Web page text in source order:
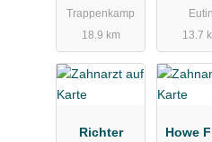
Zahnheilkun
de
Trappenkamp
18.9 km
GmbH
Eutin
13.7
Richter
Howe